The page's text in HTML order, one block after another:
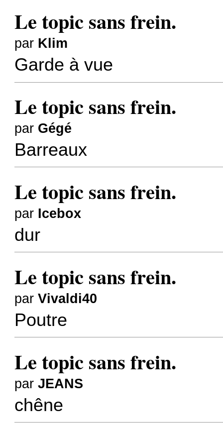
Le topic sans frein.
par Klim
Garde à vue
Le topic sans frein.
par Gégé
Barreaux
Le topic sans frein.
par Icebox
dur
Le topic sans frein.
parVivaldi40
Poutre
Le topic sans frein.
parJEANS
chêne